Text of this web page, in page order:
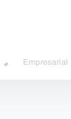
Empresarial